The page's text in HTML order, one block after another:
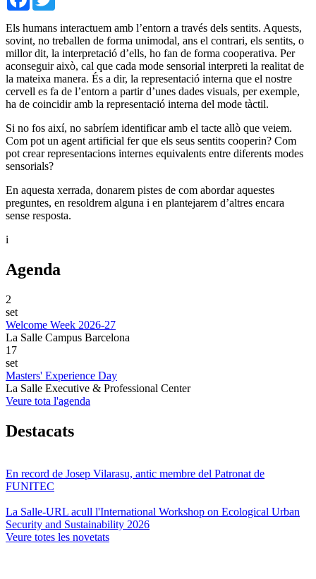
Els humans interactuem amb l’entorn a través dels sentits. Aquests,
sovint, no treballen de forma unimodal, ans el contrari, els sentits, o
millor dit, la interpretació d’ells, ho fan de forma cooperativa. Per
aconseguir això, cal que cada mode sensorial interpreti la realitat de
la mateixa manera. És a dir, la representació interna que el nostre
cervell es fa de l’entorn a partir d’unes dades visuals, per exemple,
ha de coincidir amb la representació interna del mode tàctil.
Si no fos així, no sabríem identificar amb el tacte allò que veiem.
Com pot un agent artificial fer que els seus sentits cooperin? Com
pot crear representacions internes equivalents entre diferents modes
sensorials?
En aquesta xerrada, donarem pistes de com abordar aquestes
preguntes, en resoldrem alguna i en plantejarem d’altres encara
sense resposta.
i
Agenda
2
set
Welcome Week 2026-27
La Salle Campus Barcelona
17
set
Masters' Experience Day
La Salle Executive & Professional Center
Veure tota l'agenda
Destacats
En record de Josep Vilarasu, antic membre del Patronat de
FUNITEC
La Salle-URL acull l'International Workshop on Ecological Urban
Security and Sustainability 2026
Veure totes les novetats